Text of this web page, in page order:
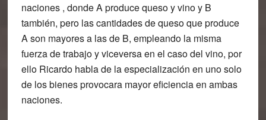
naciones , donde A produce queso y vino y B
también, pero las cantidades de queso que produce
A son mayores a las de B, empleando la misma
fuerza de trabajo y viceversa en el caso del vino, por
ello Ricardo habla de la especialización en uno solo
de los bienes provocara mayor eficiencia en ambas
naciones.